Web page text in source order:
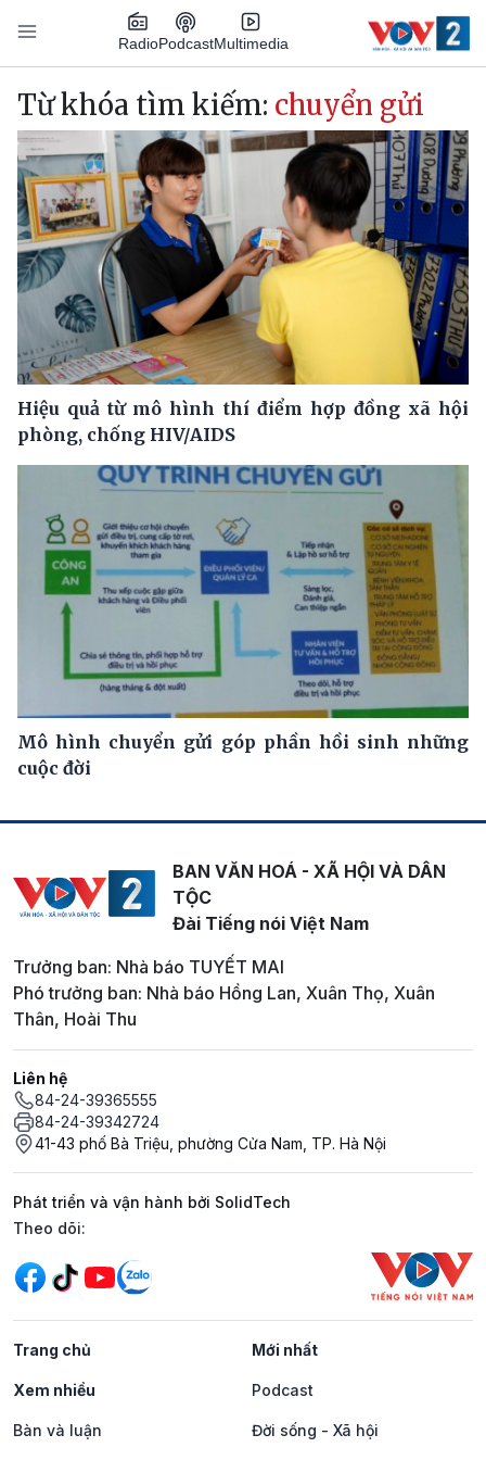
Nhảy đến nội dung
RadioPodcastMultimedia
Main navigation
Từ khóa tìm kiếm: chuyển gửi
Hiệu quả từ mô hình thí điểm hợp đồng xã hội
phòng, chống HIV/AIDS
Mô hình chuyển gửi góp phần hồi sinh những
cuộc đời
BAN VĂN HOÁ - XÃ HỘI VÀ DÂN
TỘC
Đài Tiếng nói Việt Nam
Trưởng ban: Nhà báo TUYẾT MAI
Phó trưởng ban: Nhà báo Hồng Lan, Xuân Thọ, Xuân
Thân, Hoài Thu
Liên hệ
84-24-39365555
84-24-39342724
41-43 phố Bà Triệu, phường Cửa Nam, TP. Hà Nội
Phát triển và vận hành bởi SolidTech
Mạng xã hội
Theo dõi:
Trang chủ Mới nhất
Xem nhiều Podcast
Bàn và luận Đời sống - Xã hội